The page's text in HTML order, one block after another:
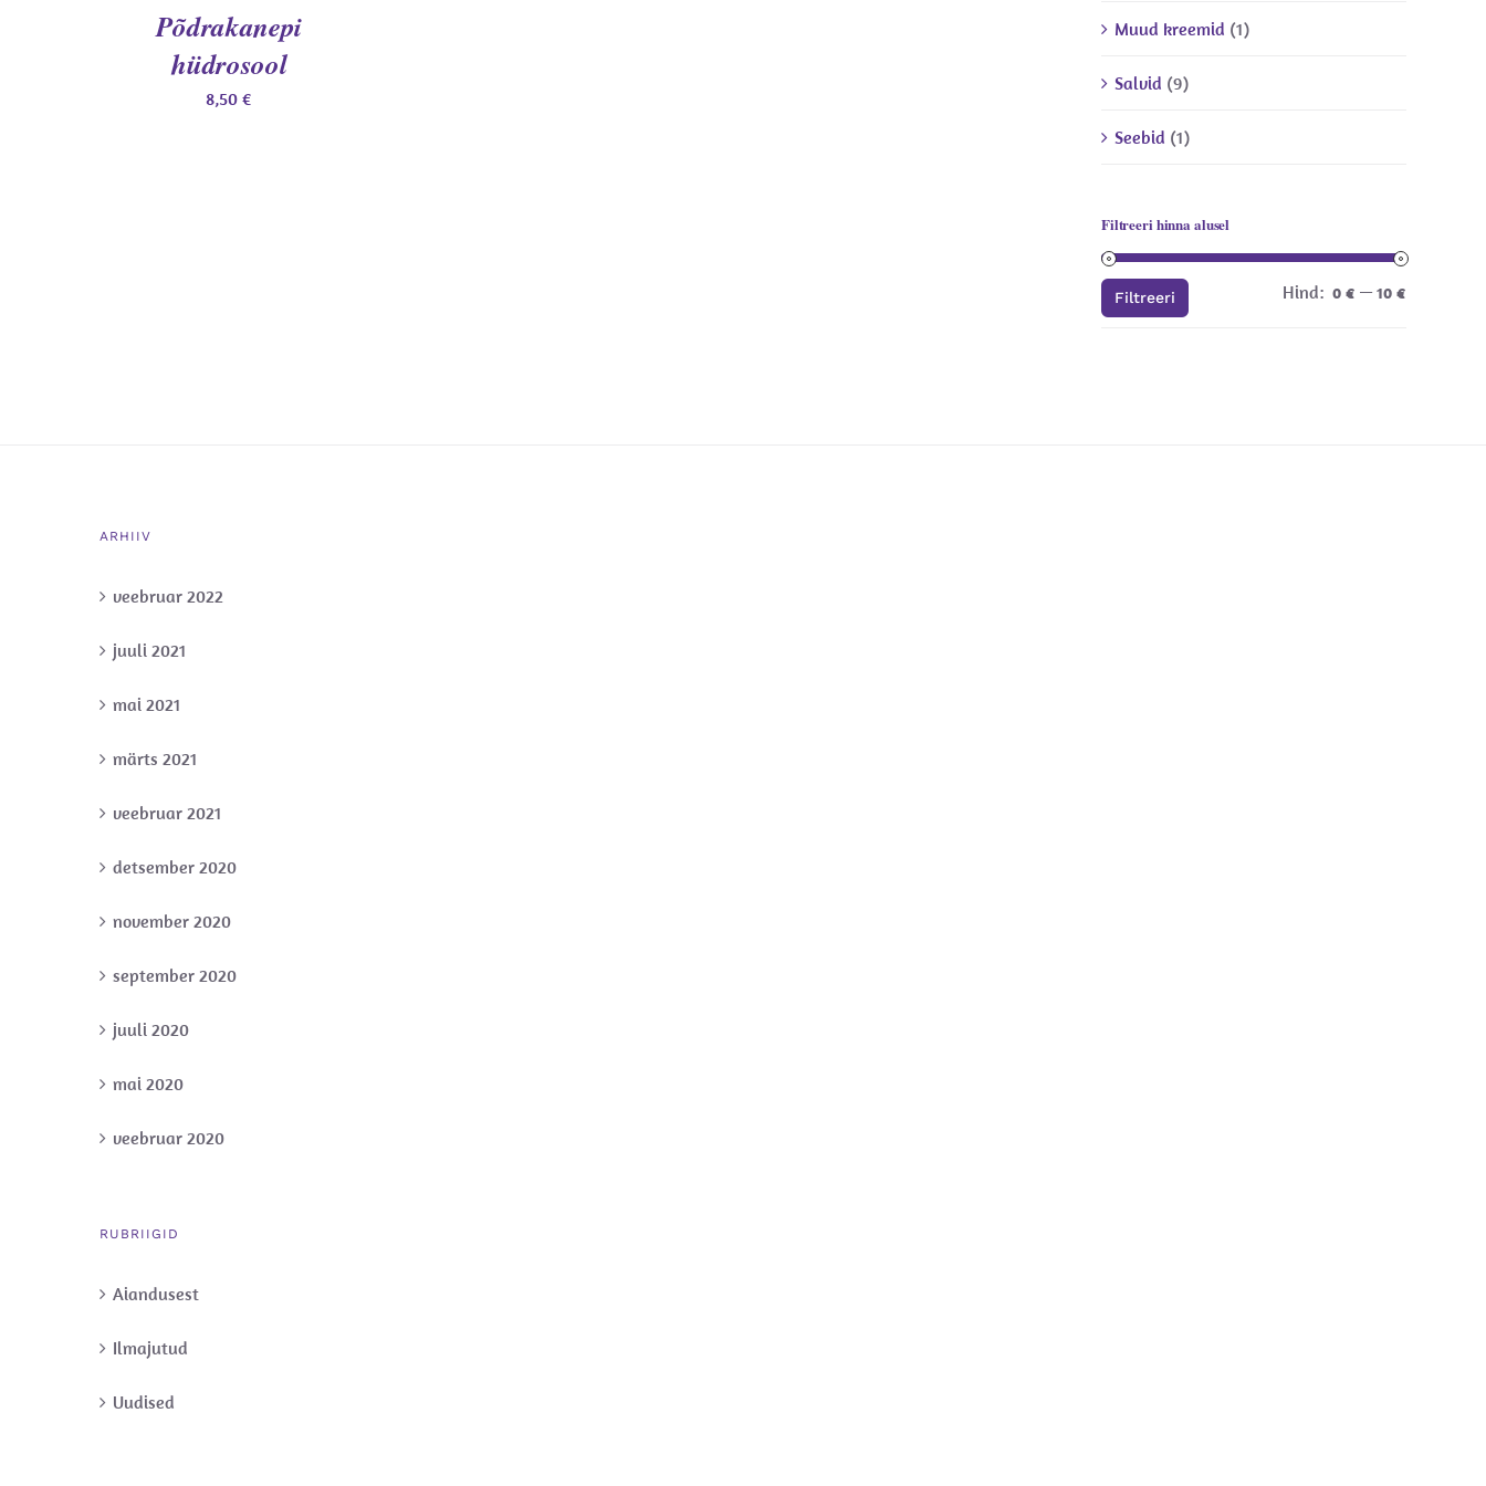
Põdrakanepi
hüdrosool
8,50€
Muud kreemid (1)
Salvid (9)
Seebid (1)
Filtreeri hinna alusel
Filtreeri Hind: 0 € —10 €
ARHIIV
veebruar 2022
juuli 2021
mai 2021
märts 2021
veebruar 2021
detsember 2020
november 2020
september 2020
juuli 2020
mai 2020
veebruar 2020
RUBRIIGID
Aiandusest
Ilmajutud
Uudised